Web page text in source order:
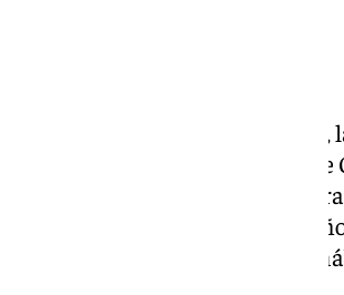
En Bioparc Fuengirola
nacimiento de una cría de tití
en el parque un lugar seguro
forma parte del grupo de
Centro y Sudamérica, el nuevo